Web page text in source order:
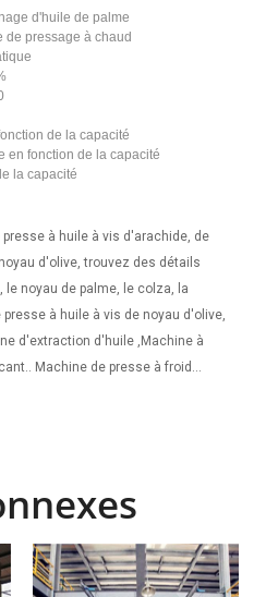
d'huile de palme
de pressage à chaud
de la capacité
en fonction de la capacité
la capacité
à huile à vis d'arachide, de
d'olive, trouvez des détails
noyau de palme, le colza, la
à huile à vis de noyau d'olive,
d'extraction d'huile ,Machine à
Machine de presse à froid
de palme. presse à huile
d'olive de qualité sur m.alibaba
d'olive 6YL-125 MOQ : 1